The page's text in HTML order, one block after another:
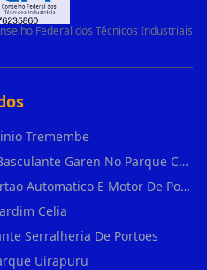
Federal dos Técnicos Industriais
Tremembe
Motor De Portao Automatico Basculante Garen No Parque Colonial
Duvidas De Clientes Sobre Portao Automatico E Motor De Portao Motor Basculante Seg
Celia
Serralheria De Portoes
Uirapuru